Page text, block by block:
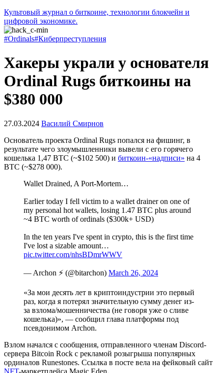
Культовый журнал о биткоине, технологии блокчейн и
цифровой экономике.
#Ordinals#Киберпреступления
Хакеры украли у основателя
Ordinal Rugs биткоины на
$380 000
27.03.2024 Василий Смирнов
Основатель проекта Ordinal Rugs попался на фишинг, в
результате чего злоумышленники вывели с его горячего
кошелька 1,47 BTC (~$102 500) и биткоин-«надписи» на 4
BTC (~$278 000).
Wallet Drained, A Port-Mortem…
Earlier today I fell victim to a wallet drainer on one of
my personal hot wallets, losing 1.47 BTC plus around
~4 BTC worth of ordinals ($300k+ USD)
In the ten years I've spent in crypto, this is the first time
I've lost a sizable amount…
pic.twitter.com/nhsBDmrWWV
— Archon ⚡️ (@bitarchon) March 26, 2024
«За мои десять лет в криптоиндустрии это первый
раз, когда я потерял значительную сумму денег из-
за взлома/мошенничества (не говоря уже о сливе
кошелька)», — сообщил глава платформы под
псевдонимом Archon.
Взлом начался с сообщения, отправленного членам Discord-
сервера Bitcoin Rock с рекламой розыгрыша популярных
ординалов Runestones. Ссылка в посте вела на фейковый сайт
NFT-маркетплейса Magic Eden.